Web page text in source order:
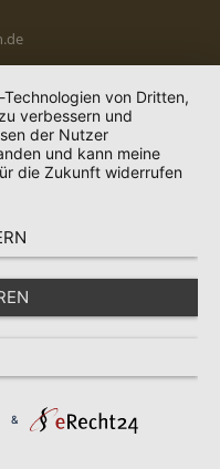
von Dritten,
verbessern und
der Nutzer
und kann meine
die Zukunft widerrufen
&